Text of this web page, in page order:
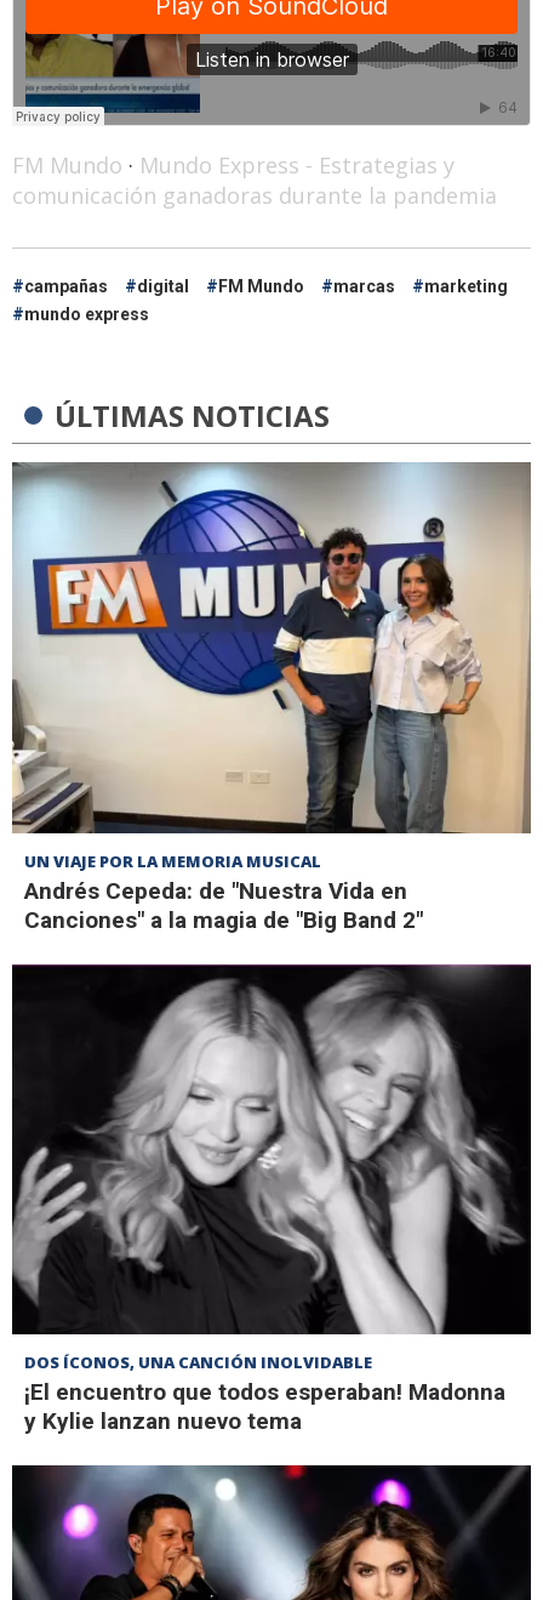
FM Mundo · Mundo Express - Estrategias y
comunicación ganadoras durante la pandemia
campañas digital FM Mundo marcas
marketing
mundo express
ÚLTIMAS NOTICIAS
UN VIAJE POR LA MEMORIA MUSICAL
Andrés Cepeda: de "Nuestra Vida en
Canciones" a la magia de "Big Band 2"
DOS ÍCONOS, UNA CANCIÓN INOLVIDABLE
¡El encuentro que todos esperaban! Madonna
y Kylie lanzan nuevo tema